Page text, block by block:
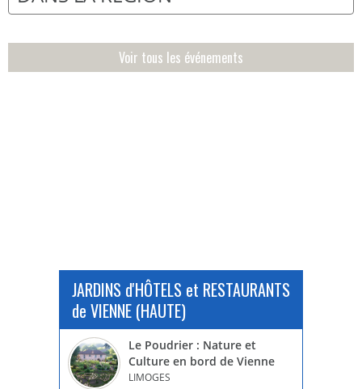
Voir tous les événements
JARDINS d'HÔTELS et RESTAURANTS
de VIENNE (HAUTE)
Le Poudrier : Nature et
Culture en bord de Vienne
LIMOGES